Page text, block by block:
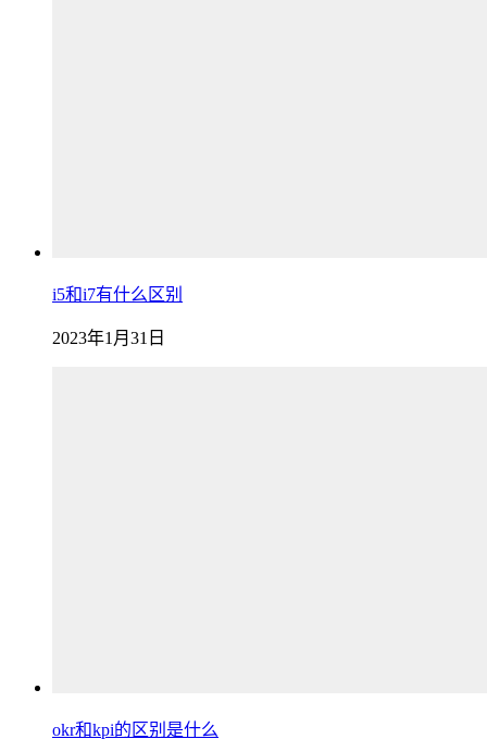
i5和i7有什么区别
2023年1月31日
okr和kpi的区别是什么